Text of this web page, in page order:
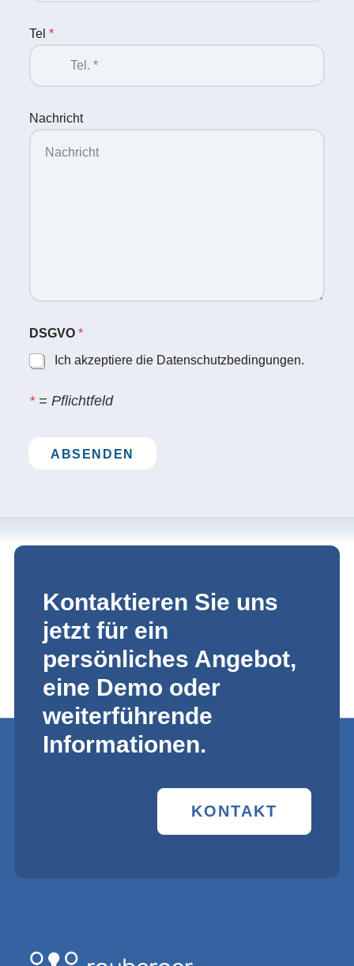
Tel *
Nachricht
DSGVO *
Ich akzeptiere die Datenschutzbedingungen.
*= Pflichtfeld
ABSENDEN
Kontaktieren Sie uns
jetzt für ein
persönliches Angebot,
eine Demo oder
weiterführende
Informationen.
KONTAKT